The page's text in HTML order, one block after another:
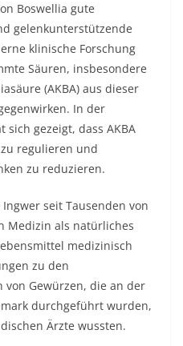
Boswellia gute
gelenkunterstützende
klinische Forschung
Säuren, insbesondere
(AKBA) aus dieser
In der
sich gezeigt, dass AKBA
regulieren und
zu reduzieren.
seit Tausenden von
Medizin als natürliches
medizinisch
zu den
Gewürzen, die an der
durchgeführt wurden,
Ärzte wussten.